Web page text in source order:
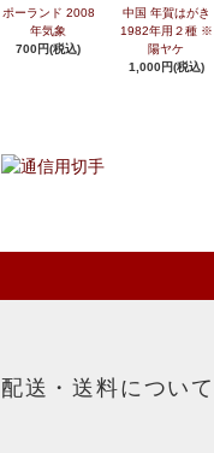
ポーランド 2008
年気象
700円(税込)
中国 年賀はがき
1982年用２種 ※
陽ヤケ
1,000円(税込)
配送・送料について